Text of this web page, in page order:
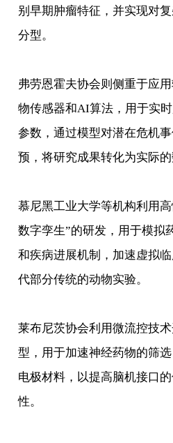
别早期肿瘤特征，并实现对
分型。
弗劳恩霍夫协会则侧重于应
物传感器和AI算法，用于实
参数，通过模型对潜在危机
预，将研究成果转化为实际的
慕尼黑工业大学等机构利用
数字孪生”的研发，用于模拟
和疾病进展机制，加速虚拟
代部分传统的动物实验。
莱布尼茨协会利用微流控技
型，用于加速神经药物的筛
电极材料，以提高脑机接口
性。